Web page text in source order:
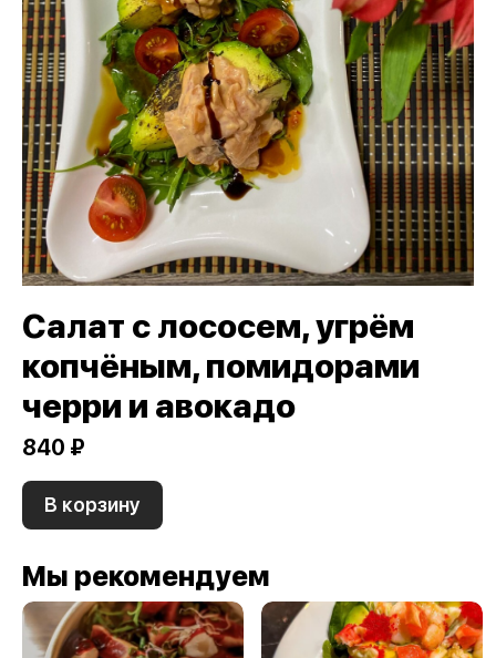
Салат с лососем, угрём
копчёным, помидорами
черри и авокадо
840 ₽
В корзину
Мы рекомендуем